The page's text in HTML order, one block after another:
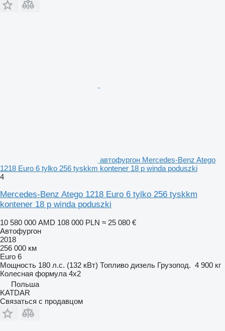
автофургон Mercedes-Benz Atego
1218 Euro 6 tylko 256 tyskkm kontener 18 p winda poduszki
4
Mercedes-Benz Atego 1218 Euro 6 tylko 256 tyskkm
kontener 18 p winda poduszki
10 580 000 AMD 108 000 PLN ≈ 25 080 €
Автофургон
2018
256 000 км
Euro 6
Мощность 180 л.с. (132 кВт) Топливо дизель Грузопод. 4 900 кг
Колесная формула 4x2
Польша
KATDAR
Связаться с продавцом